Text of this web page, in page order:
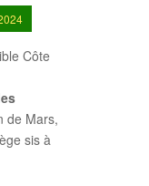
Côte
de Mars,
sis à